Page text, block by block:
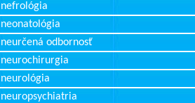
nefrológia
neonatológia
neurčená odbornosť
neurochirurgia
neurológia
neuropsychiatria